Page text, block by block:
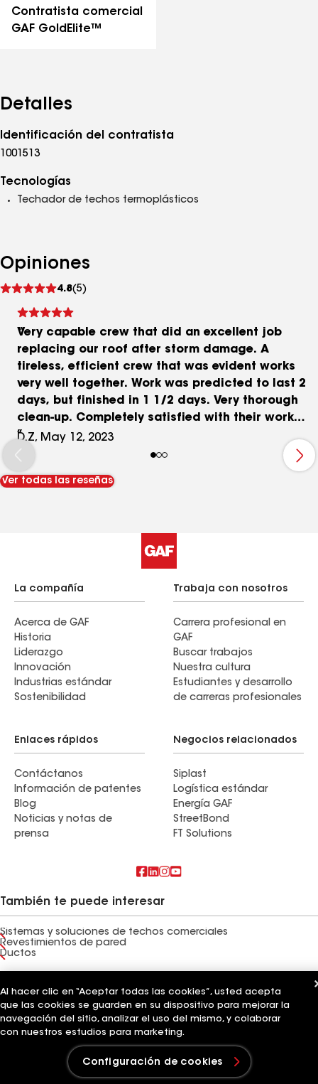
Contratista comercial
GAF GoldElite™
Detalles
Identificación del contratista
1001513
Tecnologías
Techador de techos termoplásticos
Opiniones
4.8(5)
comentarios
Very capable crew that did an excellent job
replacing our roof after storm damage. A
tireless, efficient crew that was evident works
very well together. Work was predicted to last 2
days, but finished in 1 1/2 days. Very thorough
clean-up. Completely satisfied with their work
and the professional attitude of everyone
D.Z, May 12, 2023
Ver todas las reseñas
La compañía
Acerca de GAF
Historia
Liderazgo
Innovación
Industrias estándar
Sostenibilidad
Trabaja con nosotros
Carrera profesional en
GAF
Buscar trabajos
Nuestra cultura
Estudiantes y desarrollo
de carreras profesionales
Enlaces rápidos
Contáctanos
Información de patentes
Blog
Noticias y notas de
prensa
Negocios relacionados
Siplast
Logística estándar
Energía GAF
StreetBond
FT Solutions
También te puede interesar
Sistemas y soluciones de techos comerciales
Revestimientos de pared
Ductos
Aviso para los solicitantes Código de conducta para proveedores
Línea directa de ética
Tus opciones de privacidad
Configuración de cookies
©2026 GAF Materials LLC
Al hacer clic en “Aceptar todas las cookies”, usted acepta
que las cookies se guarden en su dispositivo para mejorar la
navegación del sitio, analizar el uso del mismo, y colaborar
con nuestros estudios para marketing.
Configuración de cookies